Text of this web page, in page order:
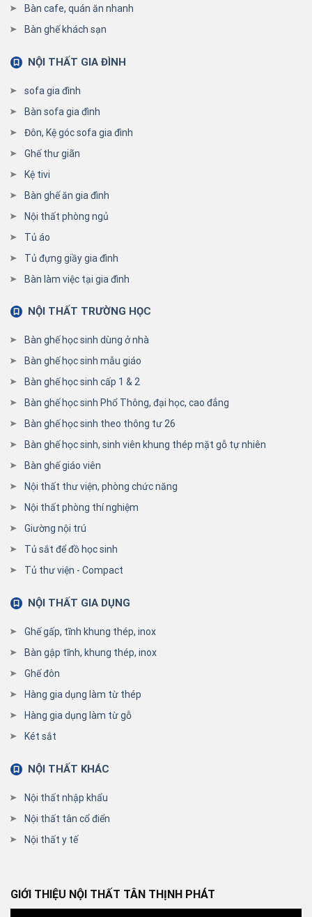
Bàn cafe, quán ăn nhanh
Bàn ghế khách sạn
NỘI THẤT GIA ĐÌNH
sofa gia đình
Bàn sofa gia đình
Đôn, Kệ góc sofa gia đình
Ghế thư giãn
Kệ tivi
Bàn ghế ăn gia đình
Nội thất phòng ngủ
Tủ áo
Tủ đựng giầy gia đình
Bàn làm việc tại gia đình
NỘI THẤT TRƯỜNG HỌC
Bàn ghế học sinh dùng ở nhà
Bàn ghế học sinh mẫu giáo
Bàn ghế học sinh cấp 1 & 2
Bàn ghế học sinh Phổ Thông, đại học, cao đẳng
Bàn ghế học sinh theo thông tư 26
Bàn ghế học sinh, sinh viên khung thép mặt gỗ tự nhiên
Bàn ghế giáo viên
Nội thất thư viện, phòng chức năng
Nội thất phòng thí nghiệm
Giường nội trú
Tủ sắt để đồ học sinh
Tủ thư viện - Compact
NỘI THẤT GIA DỤNG
Ghế gấp, tĩnh khung thép, inox
Bàn gập tĩnh, khung thép, inox
Ghế đôn
Hàng gia dụng làm từ thép
Hàng gia dụng làm từ gỗ
Két sắt
NỘI THẤT KHÁC
Nội thất nhập khẩu
Nội thất tân cổ điển
Nội thất y tế
GIỚI THIỆU NỘI THẤT TÂN THỊNH PHÁT